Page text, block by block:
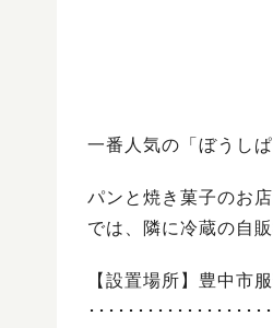
一番人気の「ぼうし
パンと焼き菓子のお
では、隣に冷蔵の自
【設置場所】豊中市
･･････････････････